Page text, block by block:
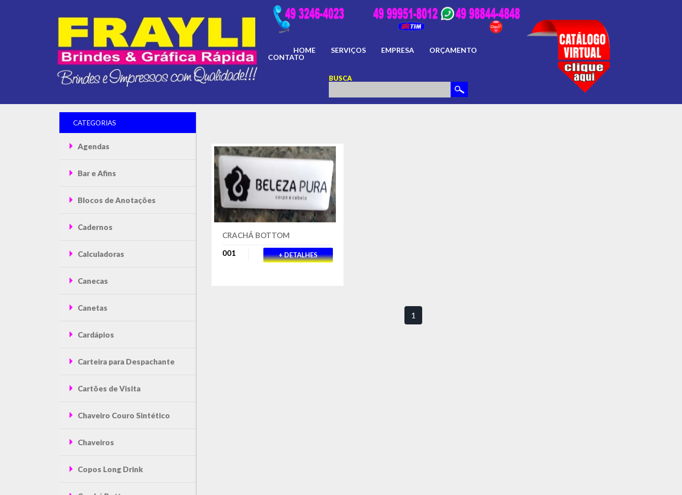
HOME SERVIÇOS EMPRESA
ORÇAMENTO
CONTATO
BUSCA
CATEGORIAS
Agendas
Bar e Afins
Blocos de Anotações
Cadernos
Calculadoras
Canecas
Canetas
Cardápios
Carteira para Despachante
Cartões de Visita
Chaveiro Couro Sintético
Chaveiros
Copos Long Drink
CRACHÁ BOTTOM
001
+ DETALHES
1